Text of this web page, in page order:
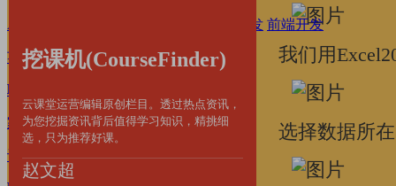
AI·数字技能 后端开发 前端开发
英语·留学
职场·办公
家庭·育儿
设计·摄影 设计软件 摄影影视
挖课机(CourseFinder)
云课堂运营编辑原创栏目。透过热点资讯，
为您挖掘资讯背后值得学习知识，精挑细
选，只为推荐好课。
赵文超
我们用
选择数据所